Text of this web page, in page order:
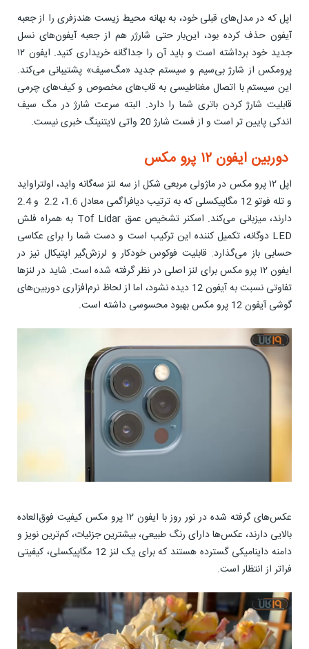
اپل که در مدل‌های قبلی خود، به بهانه محیط زیست هندزفری را از جعبه
آیفون حذف کرده بود، این‌بار حتی شارژر هم از جعبه آیفون‌های نسل
جدید خود برداشته است و باید آن را جداگانه خریداری کنید. ایفون ۱۲
پرومکس از شارژ بی‌سیم و سیستم جدید «مگ‌سیف» پشتیبانی می‌کند.
این سیستم با اتصال مغناطیسی به قاب‌های مخصوص و کیف‌های چرمی
قابلیت شارژ کردن باتری شما را دارد. البته سرعت شارژ در مگ سیف
اندکی پایین تر است و از فست شارژ 20 واتی لایتنینگ خبری نیست.
دوربین ایفون ۱۲ پرو مکس
اپل ۱۲ پرو مکس در ماژولی مربعی شکل از سه لنز سه‌گانه واید، اولتراواید
و تله فوتو 12 مگاپیکسلی که به ترتیب دیافراگمی معادل 1.6، 2.2 و 2.4
دارند، میزبانی می‌کند. اسکنر تشخیص عمق Tof Lidar به همراه فلش
LED دوگانه، تکمیل کننده این ترکیب است و دست شما را برای عکاسی
حسابی باز می‌گذارد. قابلیت فوکوس خودکار و لرزش‌گیر اپتیکال نیز در
ایفون ۱۲ پرو مکس برای لنز اصلی در نظر گرفته شده است. شاید در لنزها
تفاوتی نسبت به آیفون 12 دیده نشود، اما از لحاظ نرم‌افزاری دوربین‌های
گوشی آیفون 12 پرو مکس بهبود محسوسی داشته است.
عکس‌های گرفته شده در نور روز با ایفون ۱۲ پرو مکس کیفیت فوق‌العاده
بالایی دارند، عکس‌ها دارای رنگ طبیعی، بیشترین جزئیات، کم‌ترین نویز و
دامنه داینامیکی گسترده هستند که برای یک لنز 12 مگاپیکسلی، کیفیتی
فراتر از انتظار است.